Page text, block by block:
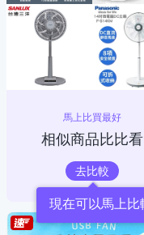
馬上比買最好
相似商品比比看
去比較